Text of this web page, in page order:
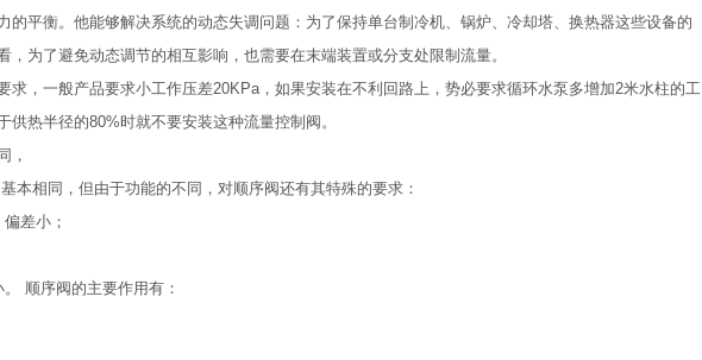
平衡。他能够解决系统的动态失调问题：为了保持单台制冷机、锅炉、冷却塔、换热器这些设备的
为了避免动态调节的相互影响，也需要在末端装置或分支处限制流量。
，一般产品要求小工作压差20KPa，如果安装在不利回路上，势必要求循环水泵多增加2米水柱的工
热半径的80%时就不要安装这种流量控制阀。
，
本相同，但由于功能的不同，对顺序阀还有其特殊的要求：
差小；
顺序阀的主要作用有：